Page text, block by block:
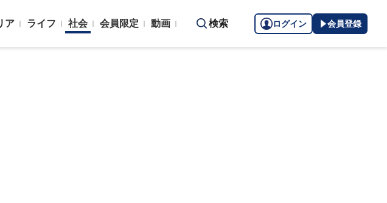
ア ライフ 社会 会員限定 動画 検索 ログイン 会員登録